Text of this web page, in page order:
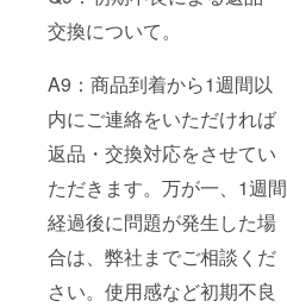
交換について。
A9：商品到着から1週間以
内にご連絡をいただければ
返品・交換対応をさせてい
ただきます。万が一、1週間
経過後に問題が発生した場
合は、弊社までご相談くだ
さい。使用感など初期不良